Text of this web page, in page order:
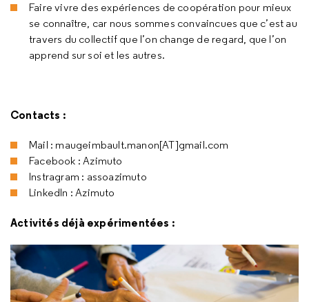
Faire vivre des expériences de coopération pour mieux
se connaître, car nous sommes convaincues que c’est au
travers du collectif que l’on change de regard, que l’on
apprend sur soi et les autres.
Contacts :
Mail : maugeimbault.manon[AT]gmail.com
Facebook : Azimuto
Instragram : assoazimuto
LinkedIn : Azimuto
Activités déjà expérimentées :